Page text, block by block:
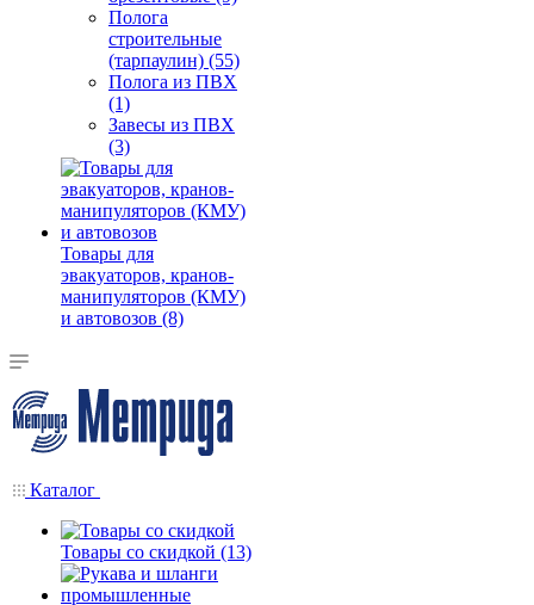
Полога
строительные
(тарпаулин) (55)
Полога из ПВХ
(1)
Завесы из ПВХ
(3)
Товары для
эвакуаторов, кранов-
манипуляторов (КМУ)
и автовозов (8)
Каталог
Товары со скидкой (13)